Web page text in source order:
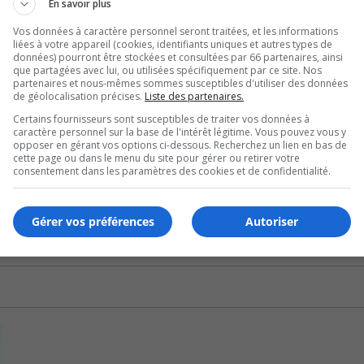
d’employés correspond à moins de 700 000$
des employés de prolonger la grève.
des deux prochains jours afin d’arriver à une entente
suffisante, on affirme qu’on serait près d’un terrain
En savoir plus
Vos données à caractère personnel seront traitées, et les informations
liées à votre appareil (cookies, identifiants uniques et autres types de
données) pourront être stockées et consultées par 66 partenaires, ainsi
que partagées avec lui, ou utilisées spécifiquement par ce site. Nos
partenaires et nous-mêmes sommes susceptibles d'utiliser des données
de géolocalisation précises. Liste des partenaires.
Certains fournisseurs sont susceptibles de traiter vos données à
caractère personnel sur la base de l'intérêt légitime. Vous pouvez vous y
opposer en gérant vos options ci-dessous. Recherchez un lien en bas de
cette page ou dans le menu du site pour gérer ou retirer votre
consentement dans les paramètres des cookies et de confidentialité.
Autoriser
Gérer vos préférences